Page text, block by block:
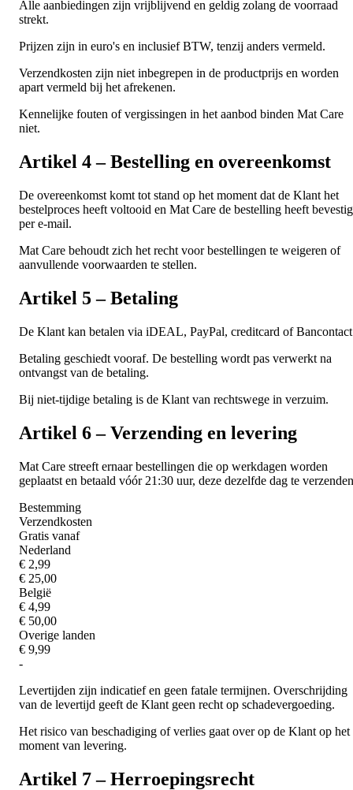
Alle aanbiedingen zijn vrijblijvend en geldig zolang de voorraad
strekt.
Prijzen zijn in euro's en inclusief BTW, tenzij anders vermeld.
Verzendkosten zijn niet inbegrepen in de productprijs en worden
apart vermeld bij het afrekenen.
Kennelijke fouten of vergissingen in het aanbod binden Mat Care
niet.
Artikel 4 – Bestelling en overeenkomst
De overeenkomst komt tot stand op het moment dat de Klant het
bestelproces heeft voltooid en Mat Care de bestelling heeft
per e-mail.
Mat Care behoudt zich het recht voor bestellingen te weigeren of
aanvullende voorwaarden te stellen.
Artikel 5 – Betaling
De Klant kan betalen via iDEAL, PayPal, creditcard of
Betaling geschiedt vooraf. De bestelling wordt pas verwerkt na
ontvangst van de betaling.
Bij niet-tijdige betaling is de Klant van rechtswege in verzuim.
Artikel 6 – Verzending en levering
Mat Care streeft ernaar bestellingen die op werkdagen worden
geplaatst en betaald vóór 21:30 uur, deze dezelfde dag te
Bestemming
Verzendkosten
Gratis vanaf
Nederland
€ 2,99
€ 25,00
België
€ 4,99
€ 50,00
Overige landen
€ 9,99
-
Levertijden zijn indicatief en geen fatale termijnen. Overschrijding
van de levertijd geeft de Klant geen recht op schadevergoeding.
Het risico van beschadiging of verlies gaat over op de Klant op het
moment van levering.
Artikel 7 – Herroepingsrecht